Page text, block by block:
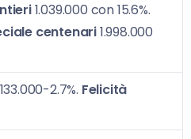
1.039.000 con 15.6%.
centenari1.998.000
133.000-2.7%. Felicità